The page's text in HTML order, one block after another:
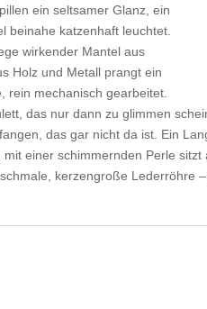
ein seltsamer Glanz, ein
beinahe katzenhaft leuchtet.
wirkender Mantel aus
Holz und Metall prangt ein
rein mechanisch gearbeitet.
das nur dann zu glimmen
das gar nicht da ist. Ein
einer schimmernden Perle
kerzengroße Lederröhre